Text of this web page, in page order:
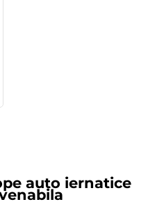
auto iernatice